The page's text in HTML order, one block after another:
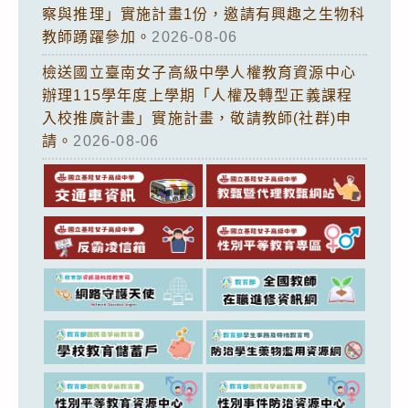
察與推理」實施計畫1份，邀請有興趣之生物科
教師踴躍參加。 2026-08-06
檢送國立臺南女子高級中學人權教育資源中心
辦理115學年度上學期「人權及轉型正義課程
入校推廣計畫」實施計畫，敬請教師(社群)申
請。 2026-08-06